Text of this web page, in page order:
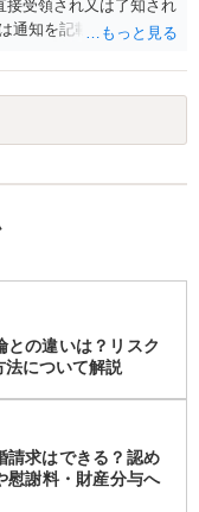
接受領され又は了知され
通知を記載した書面
て、相手方の支配圏内
際には配達証明などを
予の効果を享受できる
間の6か月の間に訴訟
との違いは？リスク
法について解説
請求はできる？認め
慰謝料・財産分与へ